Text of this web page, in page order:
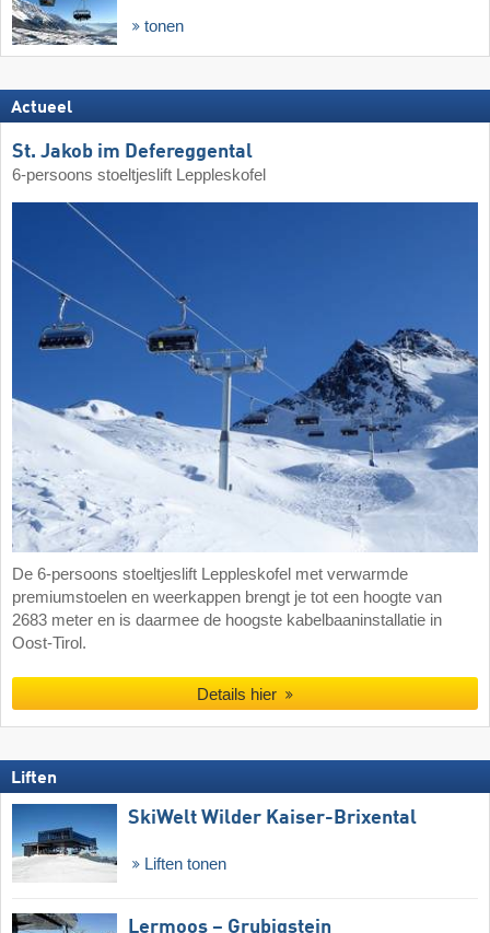
tonen
Actueel
St. Jakob im Defereggental
6-persoons stoeltjeslift Leppleskofel
De 6-persoons stoeltjeslift Leppleskofel met verwarmde
premiumstoelen en weerkappen brengt je tot een hoogte van
2683 meter en is daarmee de hoogste kabelbaaninstallatie in
Oost-Tirol.
Details hier
Liften
SkiWelt Wilder Kaiser-Brixental
Liften tonen
Lermoos – Grubigstein